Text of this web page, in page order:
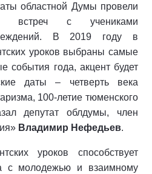
областной Думы провели
встреч с учениками
В 2019 году в
уроков выбраны самые
события года, акцент будет
даты – четверть века
100-летие тюменского
депутат облдумы, член
Владимир Нефедьев.
уроков способствует
с молодежью и взаимному